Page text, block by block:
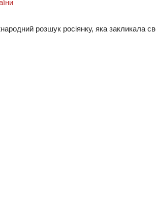
розшук росіянку, яка закликала